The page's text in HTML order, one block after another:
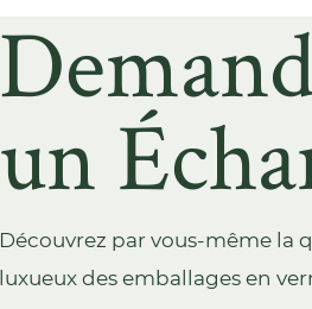
un
Découvrez par vous-même
luxueux des emballages en